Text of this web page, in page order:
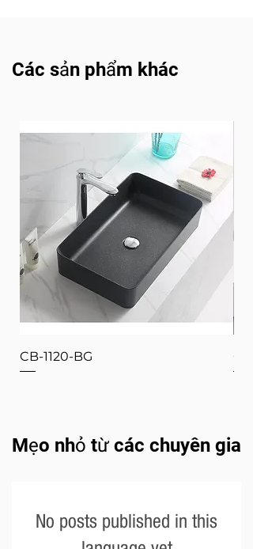
Các sản phẩm khác
CB-1120-BG
Mẹo nhỏ từ các chuyên gia
No posts published in this